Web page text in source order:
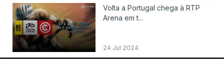
Volta a Portugal chega à RTP
Arena em t...
24 Jul 2024